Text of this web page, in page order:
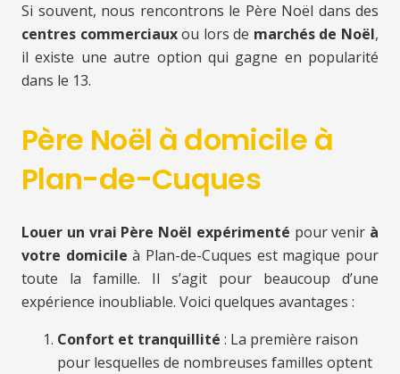
Si souvent, nous rencontrons le Père Noël dans des
centres commerciauxou lors de marchés de Noël,
il existe une autre option qui gagne en popularité
dans le 13.
Père Noël à domicile à
Plan-de-Cuques
Louer un vrai Père Noël expérimenté pour venir à
votre domicile à Plan-de-Cuques est magique pour
toute la famille. Il s’agit pour beaucoup d’une
expérience inoubliable. Voici quelques avantages :
Confort et tranquillité : La première raison
pour lesquelles de nombreuses familles optent